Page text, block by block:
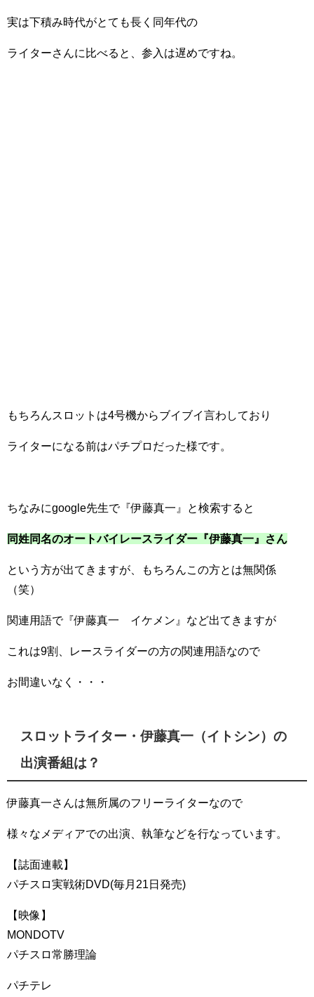
実は下積み時代がとても長く同年代の
ライターさんに比べると、参入は遅めですね。
もちろんスロットは4号機からブイブイ言わしており
ライターになる前はパチプロだった様です。
ちなみにgoogle先生で『伊藤真一』と検索すると
同姓同名のオートバイレースライダー『伊藤真一』さん
という方が出てきますが、もちろんこの方とは無関係
（笑）
関連用語で『伊藤真一 イケメン』など出てきますが
これは9割、レースライダーの方の関連用語なので
お間違いなく・・・
スロットライター・伊藤真一（イトシン）の
出演番組は？
伊藤真一さんは無所属のフリーライターなので
様々なメディアでの出演、執筆などを行なっています。
【誌面連載】
パチスロ実戦術DVD(毎月21日発売)
【映像】
MONDOTV
パチスロ常勝理論
パチテレ